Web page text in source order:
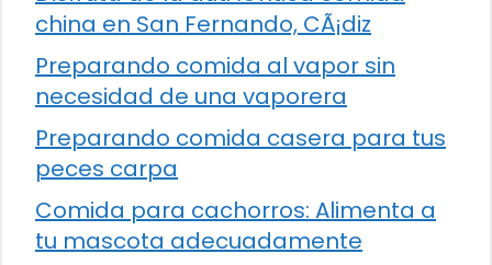
china en San Fernando, CÃ¡diz
Preparando comida al vapor sin
necesidad de una vaporera
Preparando comida casera para tus
peces carpa
Comida para cachorros: Alimenta a
tu mascota adecuadamente